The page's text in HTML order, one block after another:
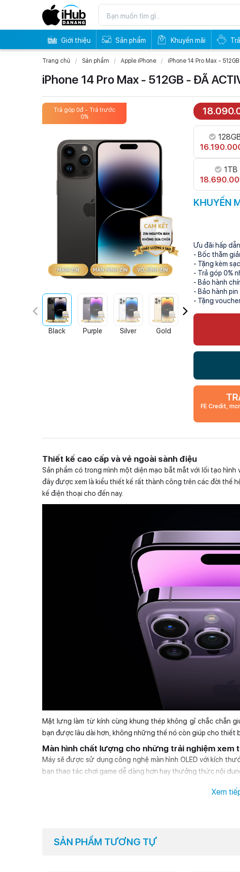
Giới thiệu Sản phẩm Khuyến mãi
Trang chủ Sản phẩm Apple iPhone iPhone 14 Pro Max -
iPhone 14 Pro Max - 512GB - ĐÃ
Trả góp 0đ - Trả trước
0%
Trả góp 0đ -
0%
Black Purple Silver Gold
1TB
KHUYẾN
Ưu đãi hấp
- Bốc thăm
- Tặng kèm
- Trả góp 0%
- Bảo hành
- Bảo hành
- Tặng
FE Credit,
Thiết kế cao cấp và vẻ ngoài sành điệu
Sản phẩm có trong mình một diện mạo bắt mắt với lối tạo
đây được xem là kiểu thiết kế rất thành công trên các đời thế
kế điện thoại cho đến nay.
Mặt lưng làm từ kính cùng khung thép không gỉ chắc chắn
bạn được lâu dài hơn, không những thế nó còn giúp cho thiết
Màn hình chất lượng cho những trải nghiệm xem
Máy sẽ được sử dụng công nghệ màn hình OLED với kích
bạn thao tác chơi game dễ dàng hơn hay thưởng thức nội
Xem
SẢN PHẨM TƯƠNG TỰ